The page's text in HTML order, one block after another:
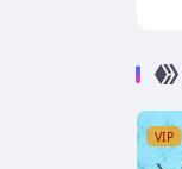
VIP